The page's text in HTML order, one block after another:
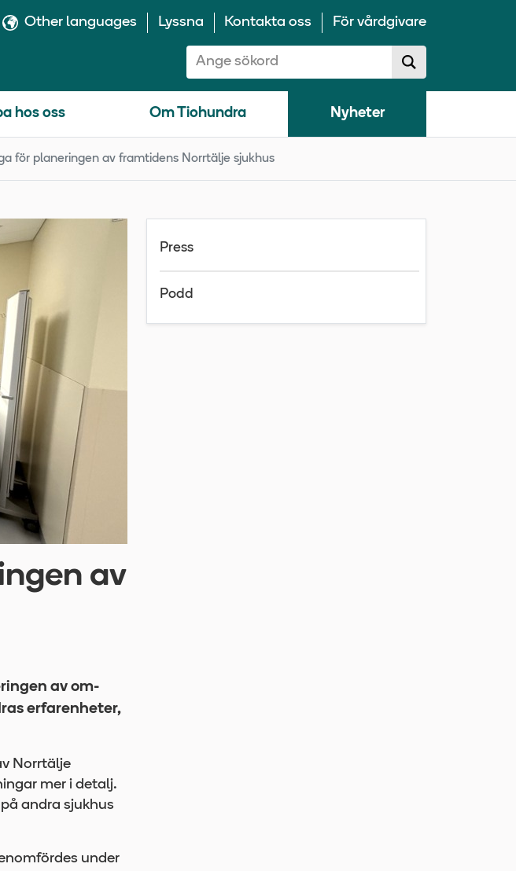
Other languages Lyssna Kontakta oss För vårdgivare
Sök på 10100:
sökförslag
Sök
hos oss Om Tiohundra Nyheter
för planeringen av framtidens Norrtälje sjukhus
av
av om-
erfarenheter,
Norrtälje
mer i detalj.
andra sjukhus
under
Press
Podd